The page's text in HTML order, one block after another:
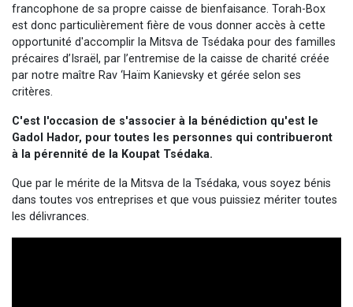
francophone de sa propre caisse de bienfaisance. Torah-Box
est donc particulièrement fière de vous donner accès à cette
opportunité d'accomplir la Mitsva de Tsédaka pour des familles
précaires d’Israël, par l’entremise de la caisse de charité créée
par notre maître Rav ‘Haïm Kanievsky et gérée selon ses
critères.
C'est l'occasion de s'associer à la bénédiction qu'est le
Gadol Hador, pour toutes les personnes qui contribueront
à la pérennité de la Koupat Tsédaka.
Que par le mérite de la Mitsva de la Tsédaka, vous soyez bénis
dans toutes vos entreprises et que vous puissiez mériter toutes
les délivrances.